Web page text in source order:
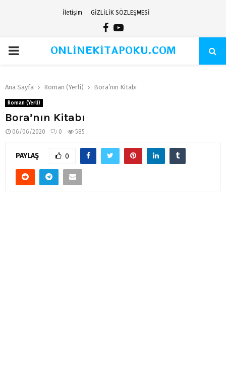
İletişim GİZLİLİK SÖZLEŞMESİ
Facebook
Youtube
PRIMARYONLİNEKİTAPOKU.COM
Ana Sayfa Roman (Yerli) Bora’nın Kitabı
Roman (Yerli)
Bora’nın Kitabı
06/06/2020 0 585
PAYLAŞ 0